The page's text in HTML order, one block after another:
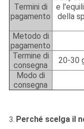
Termini di
pagamento
e
della
Metodo di
pagamento
Termine di
consegna
20-30
Modo di
consegna
3. Perché scelga il